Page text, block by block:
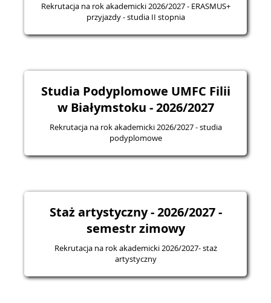
Rekrutacja na rok akademicki 2026/2027 - ERASMUS+
przyjazdy - studia II stopnia
Studia Podyplomowe UMFC Filii
w Białymstoku - 2026/2027
Rekrutacja na rok akademicki 2026/2027 - studia
podyplomowe
Staż artystyczny - 2026/2027 -
semestr zimowy
Rekrutacja na rok akademicki 2026/2027- staż
artystyczny